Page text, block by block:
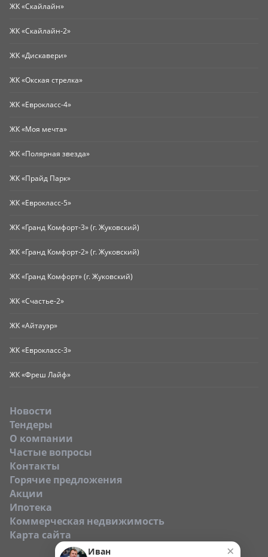
ЖК «Скайлайн»
ЖК «Скайлайн-2»
ЖК «Дискавери»
ЖК «Окская стрелка»
ЖК «Еврокласс-4»
ЖК «Моя мечта»
ЖК «Полярная звезда»
ЖК «Прайд Парк»
ЖК «Еврокласс-5»
ЖК «Гранд Комфорт-3» (г. Жуковский)
ЖК «Гранд Комфорт-2» (г. Жуковский)
ЖК «Гранд Комфорт» (г. Жуковский)
ЖК «Счастье-2»
ЖК «Айтауэр»
ЖК «Еврокласс-3»
ЖК «Фреш Лайф»
Новости
Тендеры
O компании
Частые вопросы
Контакты
Горячие предложения
Акции
Ипотека
Коммерческая недвижимость
Карта сайта
×
Иван